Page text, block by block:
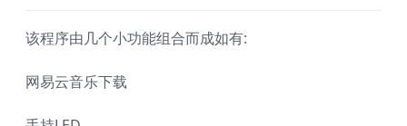
该程序由几个小功能组合而成如有:
网易云音乐下载